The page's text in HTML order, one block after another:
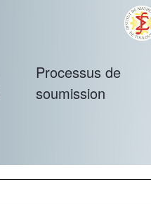
Processus de
soumission